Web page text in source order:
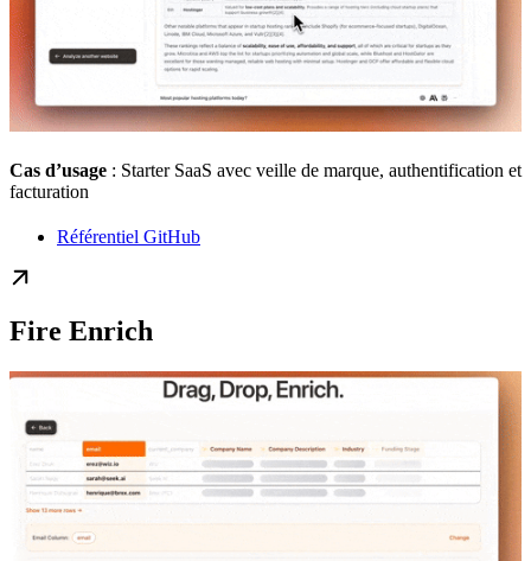
Cas d’usage : Starter SaaS avec veille de marque, authentification et
facturation
Référentiel GitHub
Fire Enrich